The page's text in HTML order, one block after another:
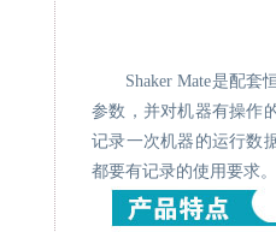
Shaker Mate是配
参数，并对机器有操作
记录一次机器的运行数
都要有记录的使用要求。